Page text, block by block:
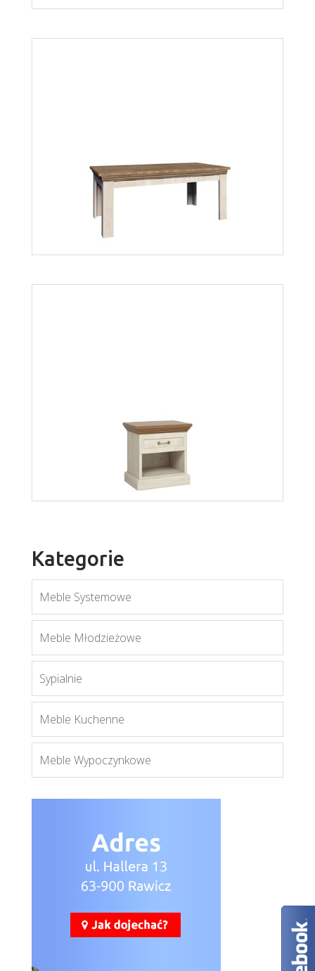
Royal WS
Royal LN2
Więcej
Więcej
Kategorie
Meble Systemowe
Meble Młodzieżowe
Sypialnie
Meble Kuchenne
Meble Wypoczynkowe